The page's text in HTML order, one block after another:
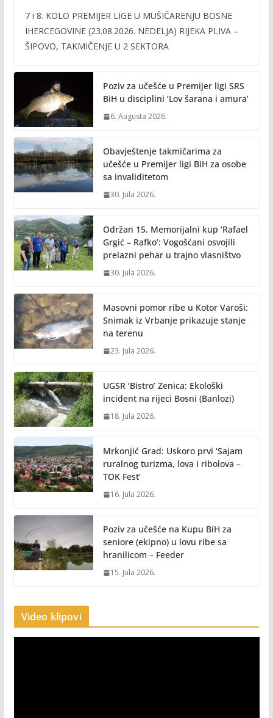
e
b
o
k
itt
er
ai
l
p
y
n
k
7 i 8. KOLO PREMIJER LIGE U MUŠIČARENJU BOSNE
IHERCEGOVINE (23.08.2026. NEDELJA) RIJEKA PLIVA –
ŠIPOVO, TAKMIČENJE U 2 SEKTORA
Poziv za učešće u Premijer ligi SRS
BiH u disciplini ‘Lov šarana i amura’
6. Augusta 2026.
Obavještenje takmičarima za
učešće u Premijer ligi BiH za osobe
sa invaliditetom
30. Jula 2026.
Održan 15. Memorijalni kup ‘Rafael
Grgić – Rafko’: Vogošćani osvojili
prelazni pehar u trajno vlasništvo
30. Jula 2026.
Masovni pomor ribe u Kotor Varoši:
Snimak iz Vrbanje prikazuje stanje
na terenu
23. Jula 2026.
UGSR ‘Bistro’ Zenica: Ekološki
incident na rijeci Bosni (Banlozi)
18. Jula 2026.
Mrkonjić Grad: Uskoro prvi ‘Sajam
ruralnog turizma, lova i ribolova –
TOK Fest’
16. Jula 2026.
Poziv za učešće na Kupu BiH za
seniore (ekipno) u lovu ribe sa
hranilicom – Feeder
15. Jula 2026.
Video klipovi